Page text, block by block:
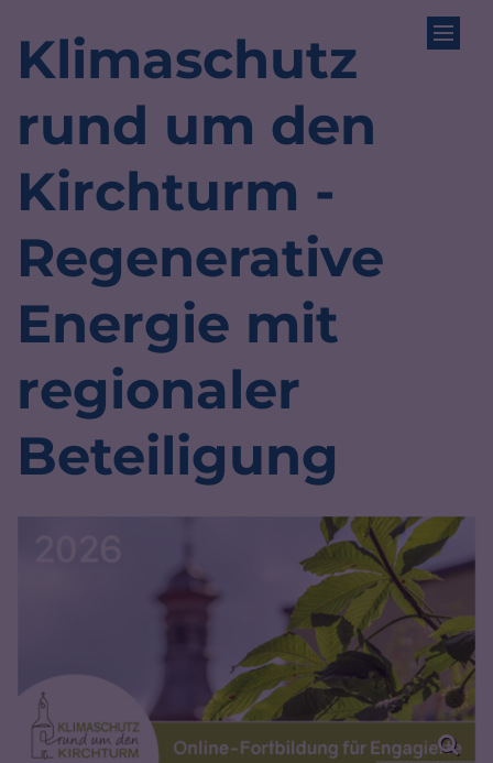
Zum Inhalt springen
Klimaschutz
rund um den
Kirchturm -
Regenerative
Energie mit
regionaler
Beteiligung